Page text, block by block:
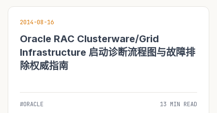
2014-08-16
Oracle RAC Clusterware/Grid
Infrastructure 启动诊断流程图与故障排
除权威指南
#ORACLE 13 MIN READ